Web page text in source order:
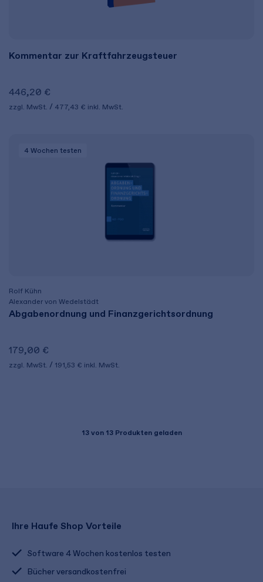
Kommentar zur Kraftfahrzeugsteuer
446,20 €
zzgl. MwSt. 477,43 € inkl. MwSt.
4 Wochen testen
Rolf Kühn
Alexander von Wedelstädt
Abgabenordnung und Finanzgerichtsordnung
179,00 €
zzgl. MwSt. 191,53 € inkl. MwSt.
13von 13 Produkten geladen
Ihre Haufe Shop Vorteile
Software 4 Wochen kostenlos testen
Bücher versandkostenfrei